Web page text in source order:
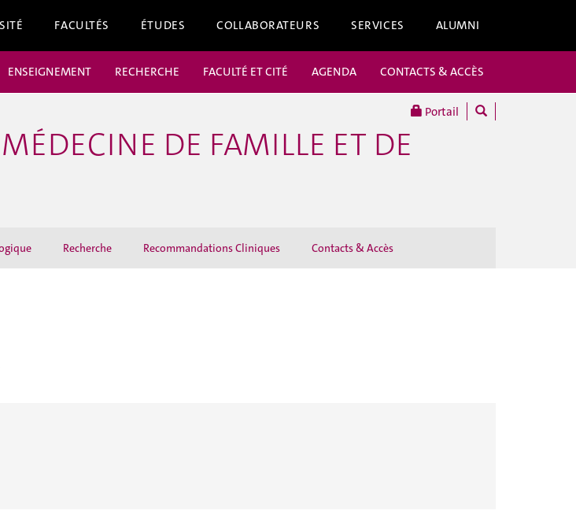
FACULTÉS ÉTUDES COLLABORATEURS SERVICES ALUMNI
Portail
ENSEIGNEMENT RECHERCHE FACULTÉ ET CITÉ AGENDA CONTACTS & ACCÈS
DE FAMILLE ET DE
Recherche Recommandations Cliniques Contacts & Accès